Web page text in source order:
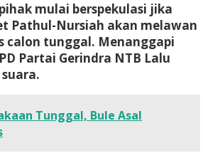
mulai berspekulasi jika
Pathul-Nursiah akan melawan
calon tunggal. Menanggapi
Partai Gerindra NTB Lalu
Tunggal, Bule Asal